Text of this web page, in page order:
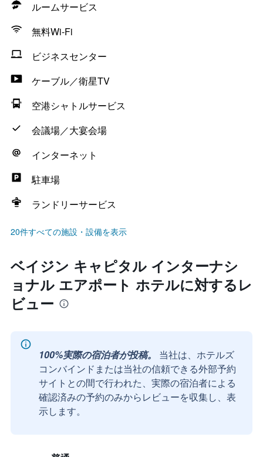
ルームサービス
無料Wi-Fi
ビジネスセンター
ケーブル／衛星TV
空港シャトルサービス
会議場／大宴会場
インターネット
駐車場
ランドリーサービス
20件すべての施設・設備を表示
ベイジン キャピタル インターナシ
ョナル エアポート ホテルに対するレ
ビュー
100%実際の宿泊者が投稿。
当社は、ホテルズ
コンバインドまたは当社の信頼できる外部予約
サイトとの間で行われた、実際の宿泊者による
確認済みの予約のみからレビューを収集し、表
示します。